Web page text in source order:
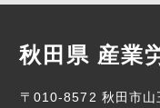
秋田県 産業
〒010-8572 秋田市山